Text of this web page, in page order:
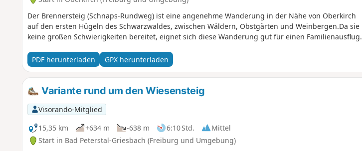
Der Brennersteig (Schnaps-Rundweg) ist eine angenehme Wanderung in der Nähe von Oberkirch
auf den ersten Hügeln des Schwarzwaldes, zwischen Wäldern, Obstgärten und Weinbergen.Da sie
keine großen Schwierigkeiten bereitet, eignet sich diese Wanderung gut für einen Familienausflug.
PDF herunterladen GPX herunterladen
Variante rund um den Wiesensteig
Visorando-Mitglied
15,35 km
+634 m -638 m 6:10 Std.
Mittel
Start in Bad Peterstal-Griesbach (Freiburg und Umgebung)